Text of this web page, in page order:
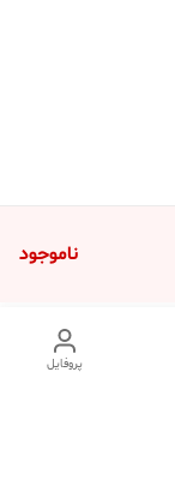
ناموجود
پروفایل